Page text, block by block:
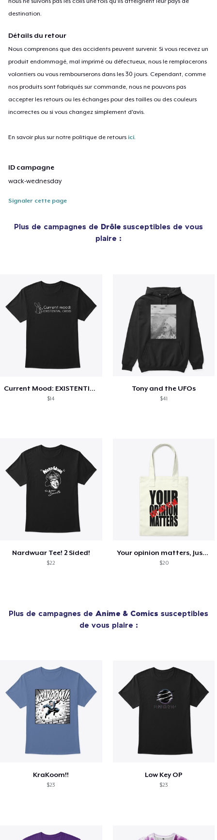
destination.
Détails du retour
Nous comprenons que des accidents peuvent survenir. Si vous recevez un
produit endommagé, mal imprimé ou défectueux, nous le remplacerons
volontiers ou vous rembourserons dans les 30 jours. Cependant, comme
nos produits sont fabriqués sur commande, nous ne pouvons pas
accepter les retours ou les échanges pour des tailles ou des couleurs
incorrectes ou si vous changez simplement d'avis.
En savoir plus sur notre politique de retours ici.
ID campagne
wack-wednesday
Signaler cette page
Plus de campagnes de Drôle susceptibles de vous
plaire :
Current Mood: EXISTENTIAL CRISIS
$14
Tony and the UFOs
$41
Nardwuar Tee! 2 Sided!
$22
Your opinion matters, Just not to me!
$20
Plus de campagnes de Anime & Comics susceptibles
de vous plaire :
KraKoom!!
$23
Low Key OP
$23